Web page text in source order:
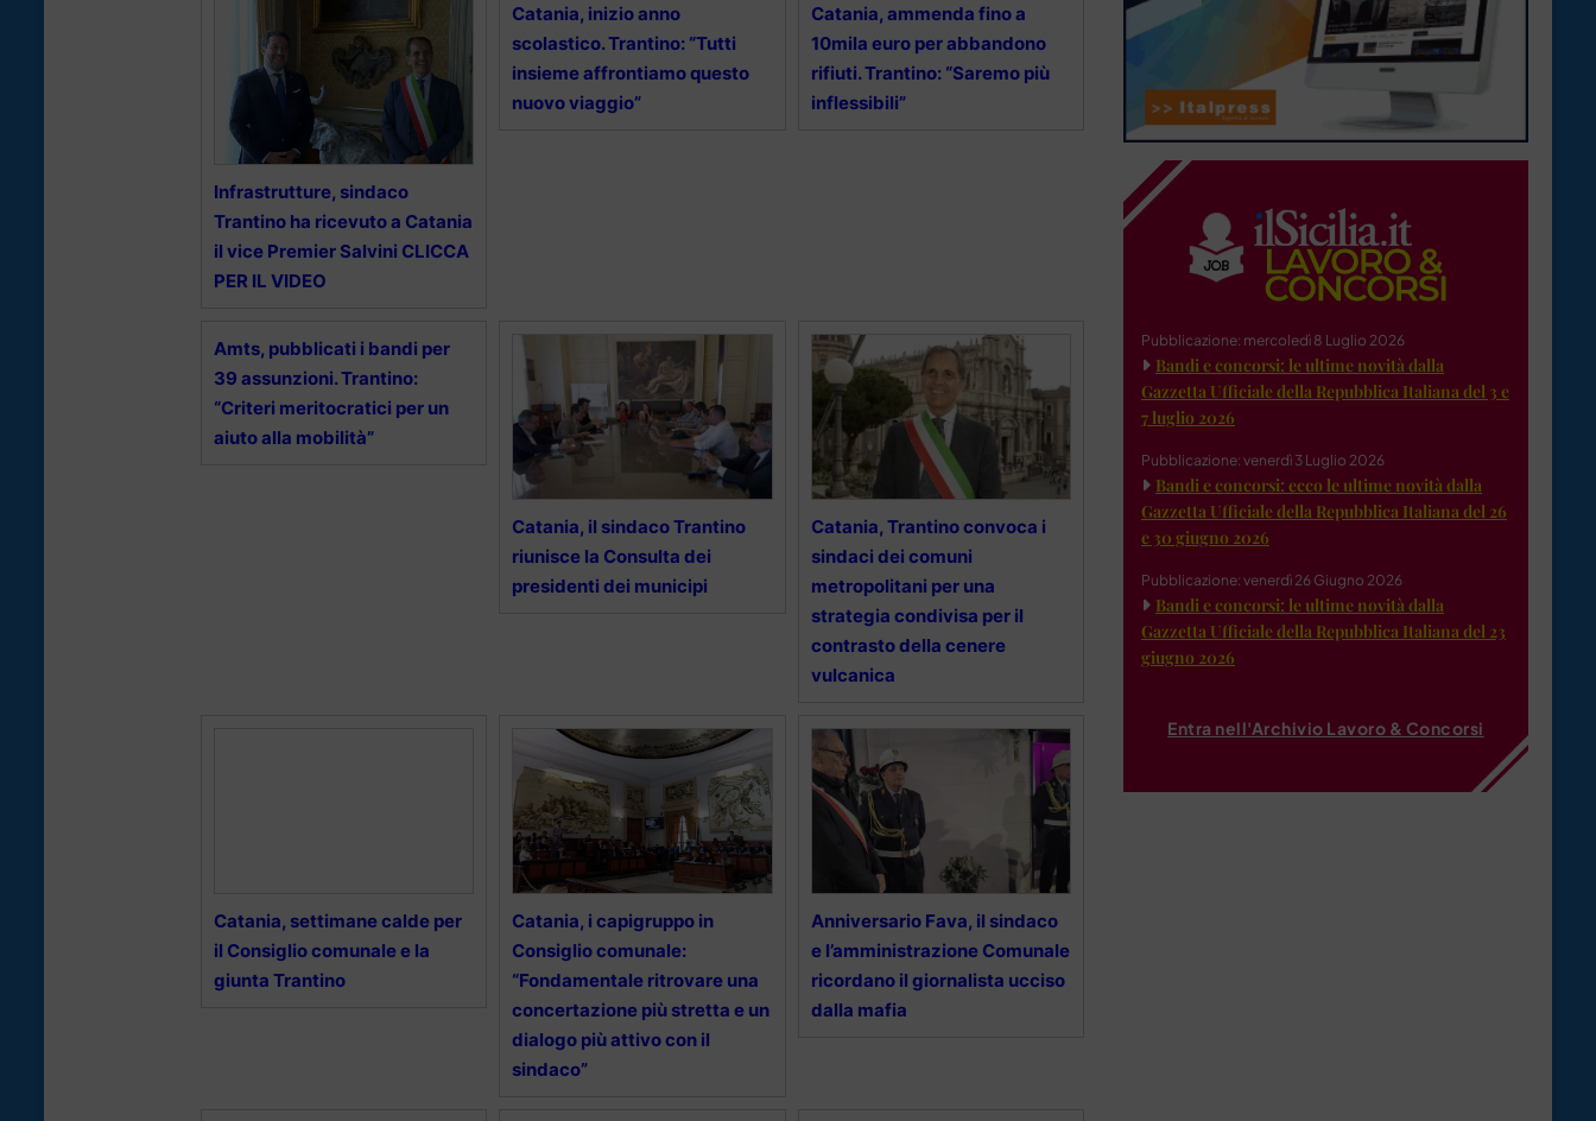
Infrastrutture, sindaco
Trantino ha ricevuto a Catania
il vice Premier Salvini CLICCA
PER IL VIDEO
Catania, inizio anno
scolastico. Trantino: “Tutti
insieme affrontiamo questo
nuovo viaggio”
Catania, ammenda fino a
10mila euro per abbandono
rifiuti. Trantino: “Saremo più
inflessibili”
Amts, pubblicati i bandi per
39 assunzioni. Trantino:
“Criteri meritocratici per un
aiuto alla mobilità”
Catania, il sindaco Trantino
riunisce la Consulta dei
presidenti dei municipi
Catania, Trantino convoca i
sindaci dei comuni
metropolitani per una
strategia condivisa per il
contrasto della cenere
vulcanica
Catania, settimane calde per
il Consiglio comunale e la
giunta Trantino
Catania, i capigruppo in
Consiglio comunale:
“Fondamentale ritrovare una
concertazione più stretta e un
dialogo più attivo con il
sindaco”
Anniversario Fava, il sindaco
e l’amministrazione Comunale
ricordano il giornalista ucciso
dalla mafia
Pubblicazione: mercoledì 8 Luglio 2026
Bandi e concorsi: le ultime novità dalla
Gazzetta Ufficiale della Repubblica Italiana del 3 e
7 luglio 2026
Pubblicazione: venerdì 3 Luglio 2026
Bandi e concorsi: ecco le ultime novità dalla
Gazzetta Ufficiale della Repubblica Italiana del 26
e 30 giugno 2026
Pubblicazione: venerdì 26 Giugno 2026
Bandi e concorsi: le ultime novità dalla
Gazzetta Ufficiale della Repubblica Italiana del 23
giugno 2026
Entra nell'Archivio Lavoro & Concorsi